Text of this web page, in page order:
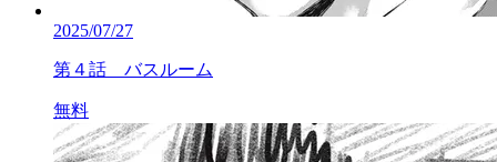
2025/07/27
第４話 バスルーム
無料